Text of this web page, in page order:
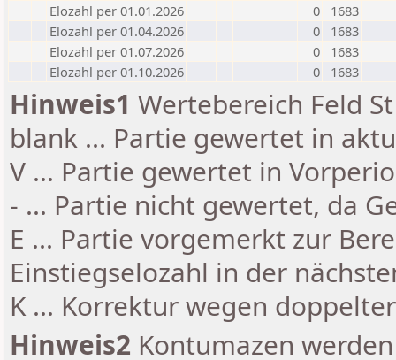
Elozahl per 01.01.2026
0
1683
Elozahl per 01.04.2026
0
1683
Elozahl per 01.07.2026
0
1683
Elozahl per 01.10.2026
0 1683
Hinweis1 Wertebereich Feld
blank ... Partie gewertet in
V ... Partie gewertet in
- ... Partie nicht gewertet, da
E ... Partie vorgemerkt zur
Einstiegselozahl in der
K ... Korrektur wegen
Hinweis2 Kontumazen